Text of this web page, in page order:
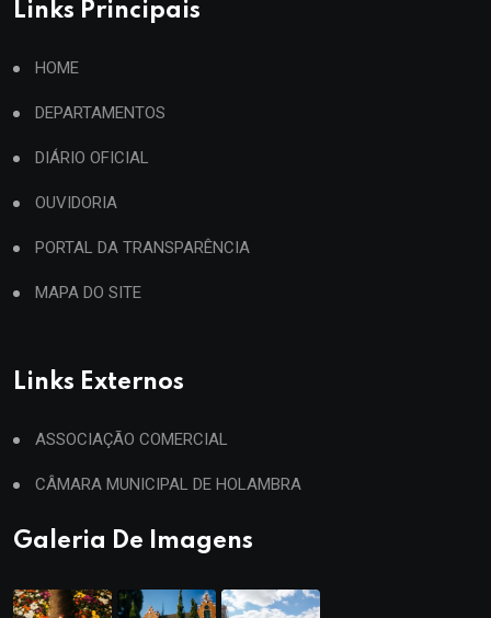
Links Principais
HOME
DEPARTAMENTOS
DIÁRIO OFICIAL
OUVIDORIA
PORTAL DA TRANSPARÊNCIA
MAPA DO SITE
Links Externos
ASSOCIAÇÃO COMERCIAL
CÂMARA MUNICIPAL DE HOLAMBRA
Galeria De Imagens